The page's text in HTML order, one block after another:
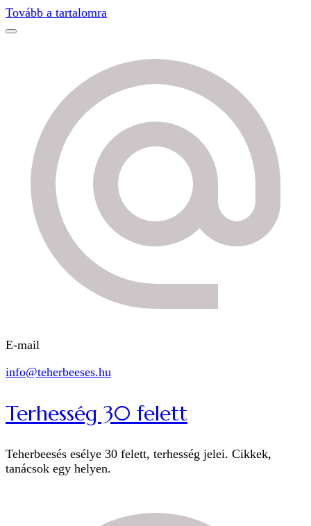
Tovább a tartalomra
E-mail
info@teherbeeses.hu
Terhesség 30 felett
Teherbeesés esélye 30 felett, terhesség jelei. Cikkek,
tanácsok egy helyen.